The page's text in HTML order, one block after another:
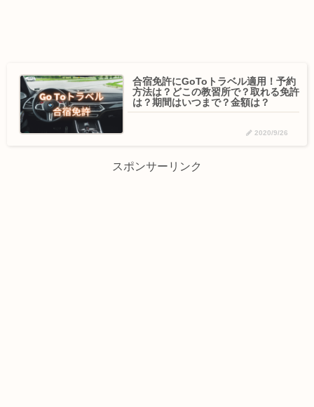
合宿免許にGoToトラベル適用！予約
方法は？どこの教習所で？取れる免許
は？期間はいつまで？金額は？
2020/9/26
スポンサーリンク